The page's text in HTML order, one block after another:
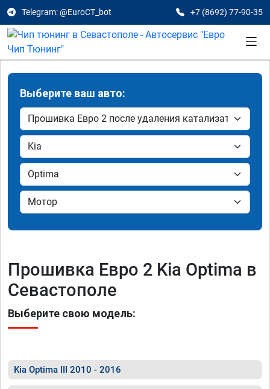
Telegram: @EuroCT_bot +7 (8692) 77-90-35
Выберите ваш авто:
Прошивка Евро 2 Kia Optima в
Севастополе
Выберите свою модель:
Kia Optima III 2010 - 2016